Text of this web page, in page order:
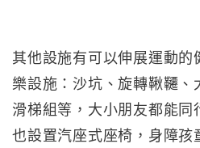
其他設施有可以伸展運動的
樂設施：沙坑、旋轉鞦韆、
滑梯組等，大小朋友都能同
也設置汽座式座椅，身障孩